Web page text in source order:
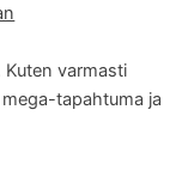
varmasti
tapahtuma ja